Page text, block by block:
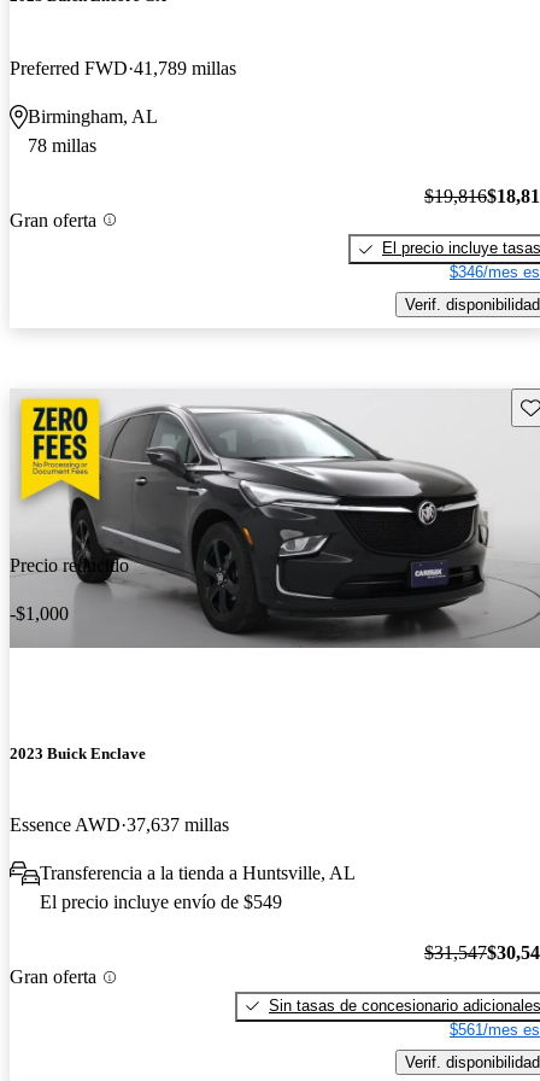
Preferred FWD 41,789 millas
Birmingham, AL
78 millas
Gran oferta
$19,816
El precio incluye tasas
$346/mes
Verif. disponibilidad
Precio reducido
-$1,000
2023 Buick Enclave
Essence AWD 37,637 millas
Transferencia a la tienda a Huntsville, AL
El precio incluye envío de $549
Gran oferta
$31,547
Sin tasas de concesionario adicionales
$561/mes
Verif. disponibilidad